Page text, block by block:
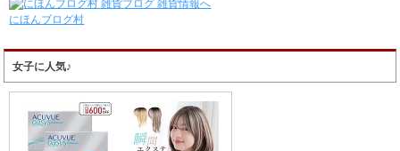
にほんブログ村
女子に人気♪